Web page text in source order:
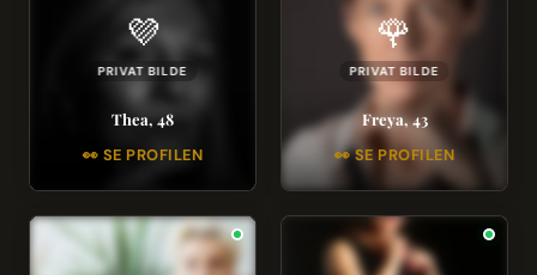
💜
PRIVAT BILDE
Thea, 48
👀 SE PROFILEN
🌹
PRIVAT BILDE
Freya, 43
👀 SE PROFILEN